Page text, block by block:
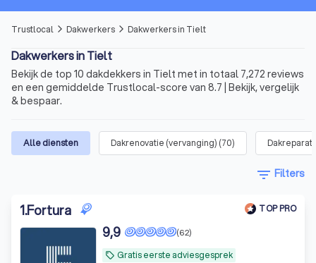
Trustlocal arrow_forward_ios Dakwerkers arrow_forward_ios Dakwerkers in Tielt
Dakwerkers in Tielt
Bekijk de top 10 dakdekkers in Tielt met in totaal 7,272 reviews
en een gemiddelde Trustlocal-score van 8.7 | Bekijk, vergelijk
& bespaar.
Alle diensten Dakrenovatie (vervanging) (70)
filter_list Filters
1.Fortura TOP PRO
local_offer Gratis eerste adviesgesprek
(62)
9,9